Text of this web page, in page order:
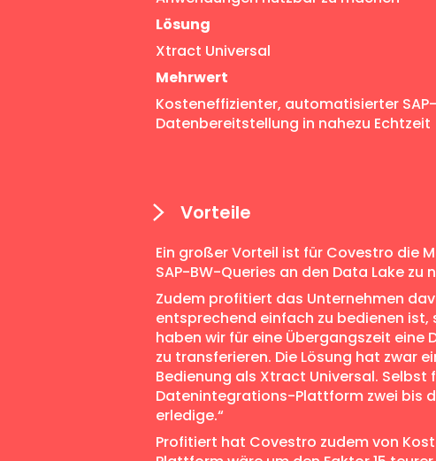
Lösung
Xtract Universal
Mehrwert
Kosteneffizienter, automatisierter
Datenbereitstellung in nahezu Echtzeit
Vorteile
Ein großer Vorteil ist für Covestro die
SAP-BW-Queries an den Data Lake zu
Zudem profitiert das Unternehmen
entsprechend einfach zu bedienen ist,
haben wir für eine Übergangszeit
zu transferieren. Die Lösung hat zwar
Bedienung als Xtract Universal.
Datenintegrations-Plattform zwei bis
erledige.“
Profitiert hat Covestro zudem von